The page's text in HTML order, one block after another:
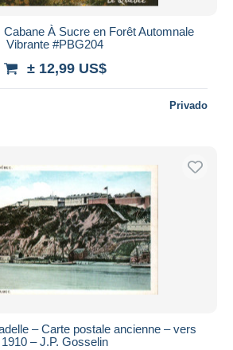
À Sucre en Forêt Automnale
Vibrante #PBG204
± 12,99 US$
Privado
– Carte postale ancienne – vers
1910 – J.P. Gosselin